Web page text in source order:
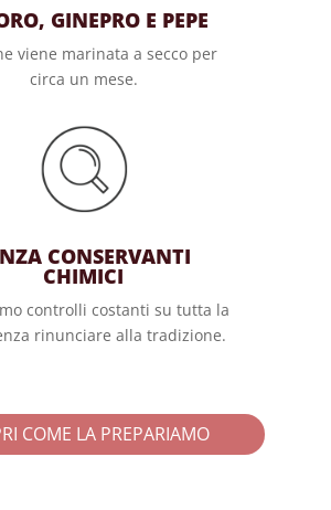
GINEPRO E PEPE
viene marinata a secco per
circa un mese.
CONSERVANTI
CHIMICI
controlli costanti su tutta la
rinunciare alla tradizione.
COME LA PREPARIAMO